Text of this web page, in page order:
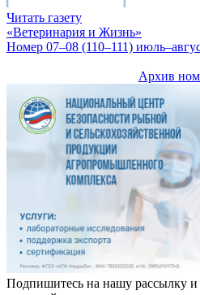
Читать газету
«Ветеринария и Жизнь»
Номер 07–08 (110–111)
Архив
Подпишитесь на нашу рассылку и